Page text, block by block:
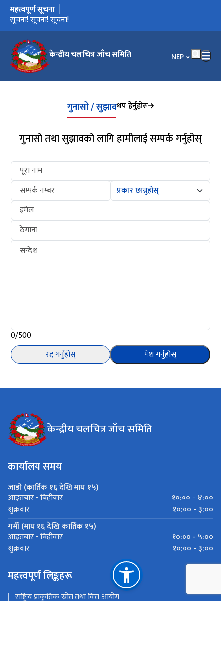
केन्द्रीय चलचित्र जाँच समिति भाषा चयन गर्नुहोस्
NEP
मुख्य नेभिगेसनमा जानुहोस्
महत्त्वपूर्ण सूचना
चलचित्र जाँच सम्बन्धी कार्यविधि-२०८२
सूचना! सूचना! सूचना!
गुनासो / सुझावथप हेर्नुहोस
गुनासो तथा सुझावको लागि हामीलाई सम्पर्क गर्नुहोस्
पूरा नाम
सम्पर्क नम्बर
इमेल
ठेगाना
सन्देश
0/500
रद्द गर्नुहोस्
पेश गर्नुहोस्
केन्द्रीय चलचित्र जाँच समिति
कार्यालय समय
जाडो (कार्तिक १६ देखि माघ १५)
आइतबार - बिहीवार
१०:०० - ४:००
शुक्रवार
१०:०० - ३:००
गर्मी (माघ १६ देखि कार्तिक १५)
आइतबार - बिहीवार
१०:०० - ५:००
शुक्रवार
१०:०० - ३:००
महत्त्वपूर्ण लिङ्कहरू
राष्ट्रिय प्राकृतिक स्रोत तथा वित्त आयोग